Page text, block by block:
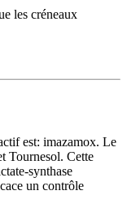
les créneaux
est: imazamox. Le
Tournesol. Cette
synthase
un contrôle